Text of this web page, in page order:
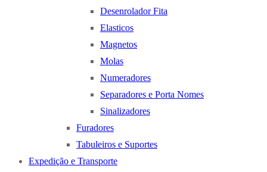
Desenrolador Fita
Elasticos
Magnetos
Molas
Numeradores
Separadores e Porta Nomes
Sinalizadores
Furadores
Tabuleiros e Suportes
Expedição e Transporte